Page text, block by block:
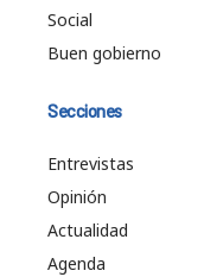
Social
Buen gobierno
Secciones
Entrevistas
Opinión
Actualidad
Agenda